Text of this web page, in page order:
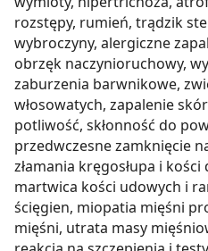
rozstępy, rumień, trądzik
wybroczyny, alergiczne
obrzęk naczynioruchowy,
zaburzenia barwnikowe,
włosowatych, zapalenie
potliwość, skłonność do
przedwczesne zamknięcie
złamania kręgosłupa i kości
martwica kości udowych i
ścięgien, miopatia mięśni
mięśni, utrata masy